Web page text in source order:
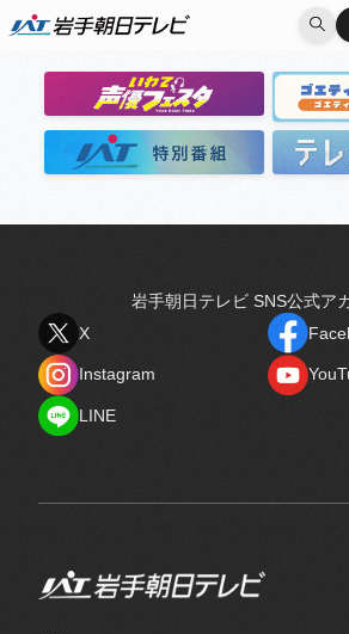
岩手朝日テレビ SNS公式ア
X
Instagram
LINE